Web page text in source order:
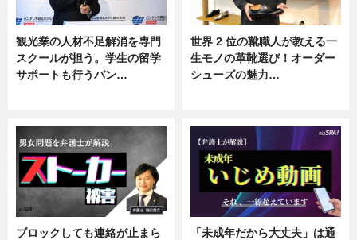
観光業の人材不足解消を専門
スクールが担う。学生の留学
サポートも行うバン…
世界 2 位の靴職人が教える一
生モノの革靴選び！オーダー
シューズの魅力…
ブロックしても連絡が止まら
「未成年だから大丈夫」は通